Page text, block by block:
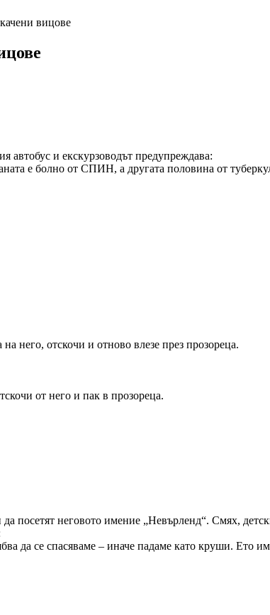
вицове
автобус и екскурзоводът предупреждава:
е болно от СПИН, а другата половина от
него, отскочи и отново влезе през прозореца.
от него и пак в прозореца.
посетят неговото имение „Невърленд“. Смях,
да се спасяваме – иначе падаме като круши. Ето